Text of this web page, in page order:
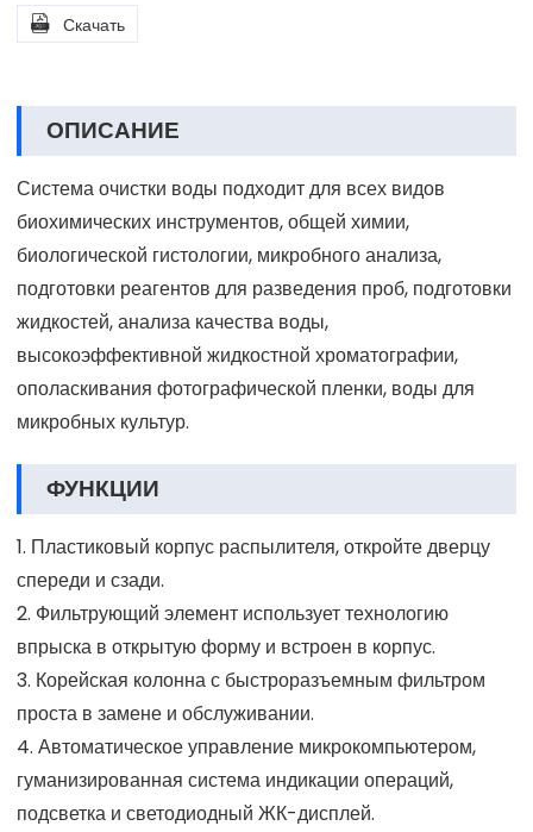
 Скачать
ОПИСАНИЕ
Система очистки воды подходит для всех видов
биохимических инструментов, общей химии,
биологической гистологии, микробного анализа,
подготовки реагентов для разведения проб, подготовки
жидкостей, анализа качества воды,
высокоэффективной жидкостной хроматографии,
ополаскивания фотографической пленки, воды для
микробных культур.
ФУНКЦИИ
1. Пластиковый корпус распылителя, откройте дверцу
спереди и сзади.
2. Фильтрующий элемент использует технологию
впрыска в открытую форму и встроен в корпус.
3. Корейская колонна с быстроразъемным фильтром
проста в замене и обслуживании.
4. Автоматическое управление микрокомпьютером,
гуманизированная система индикации операций,
подсветка и светодиодный ЖК-дисплей.